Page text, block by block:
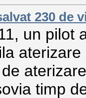
230 de
un pilot
timp